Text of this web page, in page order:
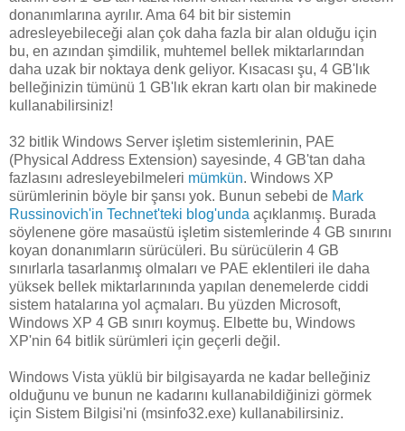
donanımlarına ayrılır. Ama 64 bit bir sistemin
adresleyebileceği alan çok daha fazla bir alan olduğu için
bu, en azından şimdilik, muhtemel bellek miktarlarından
daha uzak bir noktaya denk geliyor. Kısacası şu, 4 GB'lık
belleğinizin tümünü 1 GB'lık ekran kartı olan bir makinede
kullanabilirsiniz!
32 bitlik Windows Server işletim sistemlerinin, PAE
(Physical Address Extension) sayesinde, 4 GB'tan daha
fazlasını adresleyebilmeleri mümkün. Windows XP
sürümlerinin böyle bir şansı yok. Bunun sebebi de Mark
Russinovich'in Technet'teki blog'unda açıklanmış. Burada
söylenene göre masaüstü işletim sistemlerinde 4 GB sınırını
koyan donanımların sürücüleri. Bu sürücülerin 4 GB
sınırlarla tasarlanmış olmaları ve PAE eklentileri ile daha
yüksek bellek miktarlarınında yapılan denemelerde ciddi
sistem hatalarına yol açmaları. Bu yüzden Microsoft,
Windows XP 4 GB sınırı koymuş. Elbette bu, Windows
XP'nin 64 bitlik sürümleri için geçerli değil.
Windows Vista yüklü bir bilgisayarda ne kadar belleğiniz
olduğunu ve bunun ne kadarını kullanabildiğinizi görmek
için Sistem Bilgisi'ni (msinfo32.exe) kullanabilirsiniz.